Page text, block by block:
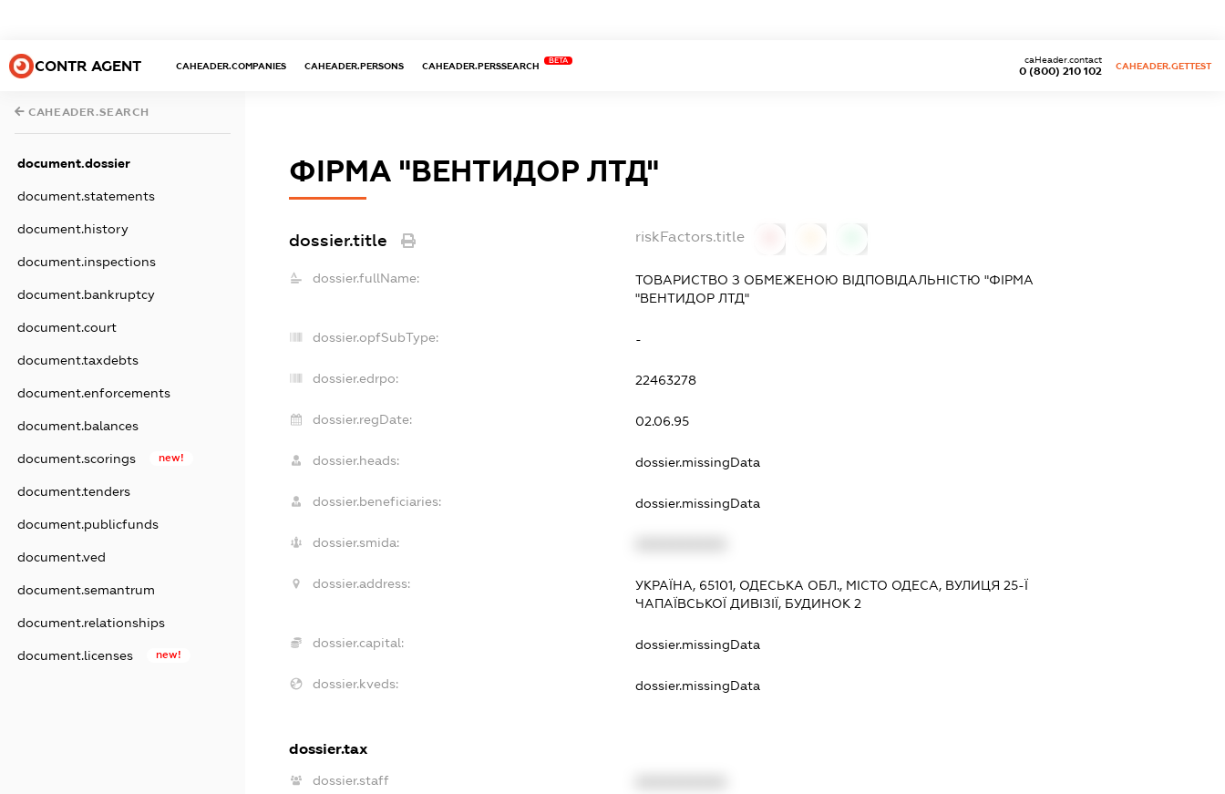
CONTR AGENT CAHEADER.COMPANIES CAHEADER.PERSONS CAHEADER.PERSSEARCH
BETA
0 (800) 210 102
caHeader.contact
CAHEADER.GETTEST
CAHEADER.SEARCH
document.dossier
document.statements
document.history
document.inspections
document.bankruptcy
document.court
document.taxdebts
document.enforcements
document.balances
document.scorings new!
document.tenders
document.publicfunds
document.ved
document.semantrum
document.relationships
document.licenses new!
ФІРМА "ВЕНТИДОР ЛТД"
dossier.title riskFactors.title
dossier.fullName:
ТОВАРИСТВО З ОБМЕЖЕНОЮ ВІДПОВІДАЛЬНІСТЮ "ФІРМА
"ВЕНТИДОР ЛТД"
dossier.opfSubType: -
dossier.edrpo: 22463278
dossier.regDate: 02.06.95
dossier.heads: dossier.missingData
dossier.beneficiaries: dossier.missingData
dossier.smida:
dossier.address:
УКРАЇНА, 65101, ОДЕСЬКА ОБЛ., МІСТО ОДЕСА, ВУЛИЦЯ 25-Ї
ЧАПАЇВСЬКОЇ ДИВІЗІЇ, БУДИНОК 2
dossier.capital: dossier.missingData
dossier.kveds: dossier.missingData
dossier.tax
dossier.staff